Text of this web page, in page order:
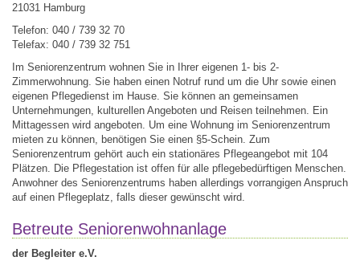
21031 Hamburg
Telefon: 040 / 739 32 70
Telefax: 040 / 739 32 751
Im Seniorenzentrum wohnen Sie in Ihrer eigenen 1- bis 2-
Zimmerwohnung. Sie haben einen Notruf rund um die Uhr sowie einen
eigenen Pflegedienst im Hause. Sie können an gemeinsamen
Unternehmungen, kulturellen Angeboten und Reisen teilnehmen. Ein
Mittagessen wird angeboten. Um eine Wohnung im Seniorenzentrum
mieten zu können, benötigen Sie einen §5-Schein. Zum
Seniorenzentrum gehört auch ein stationäres Pflegeangebot mit 104
Plätzen. Die Pflegestation ist offen für alle pflegebedürftigen Menschen.
Anwohner des Seniorenzentrums haben allerdings vorrangigen Anspruch
auf einen Pflegeplatz, falls dieser gewünscht wird.
Betreute Seniorenwohnanlage
der Begleiter e.V.